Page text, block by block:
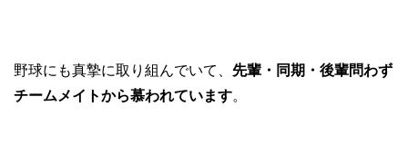
野球にも真摯に取り組んでいて、 先輩・同期・後輩問わず
チームメイトから慕われています。